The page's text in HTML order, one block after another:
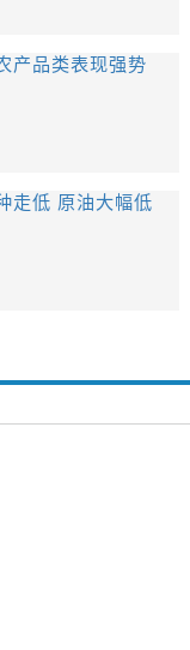
产品类表现强势
走低 原油大幅低